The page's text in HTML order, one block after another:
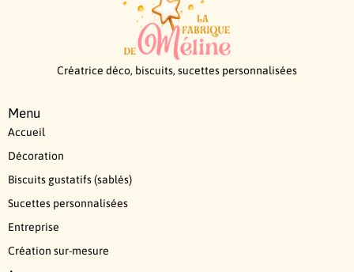
Créatrice déco, biscuits, sucettes personnalisées
Menu
Accueil
Décoration
Biscuits gustatifs (sablés)
Sucettes personnalisées
Entreprise
Création sur-mesure